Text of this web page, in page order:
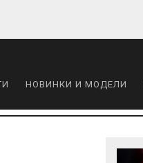
НОВИНКИ И МОДЕЛИ